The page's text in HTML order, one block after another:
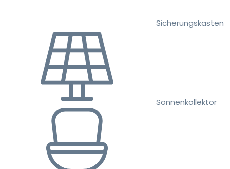
Sicherungskasten
Sonnenkollektor